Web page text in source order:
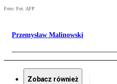
Foto: Fot. AFP
Przemysław Malinowski
Zobacz również